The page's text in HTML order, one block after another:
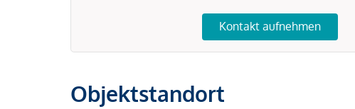
Kontakt aufnehmen
Objektstandort